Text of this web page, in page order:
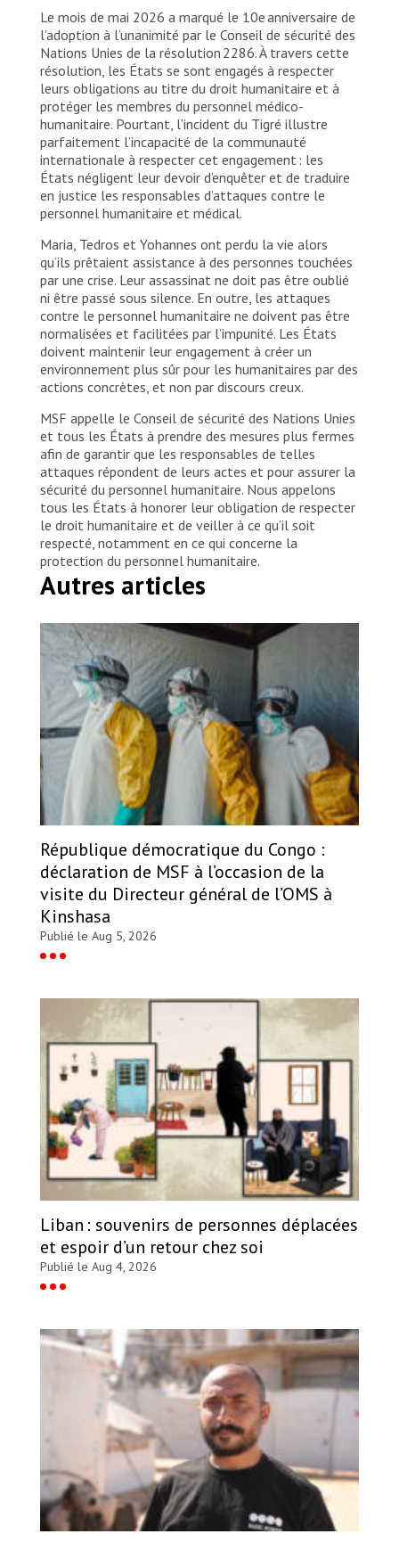
de la Rubia/MSF
Le mois de mai 2026 a marqué le 10e anniversaire de
l’adoption à l’unanimité par le Conseil de sécurité des
Nations Unies de la résolution 2286. À travers cette
résolution, les États se sont engagés à respecter
leurs obligations au titre du droit humanitaire et à
protéger les membres du personnel médico-
humanitaire. Pourtant, l’incident du Tigré illustre
parfaitement l’incapacité de la communauté
internationale à respecter cet engagement : les
États négligent leur devoir d’enquêter et de traduire
en justice les responsables d’attaques contre le
personnel humanitaire et médical.
Maria, Tedros et Yohannes ont perdu la vie alors
qu’ils prêtaient assistance à des personnes touchées
par une crise. Leur assassinat ne doit pas être oublié
ni être passé sous silence. En outre, les attaques
contre le personnel humanitaire ne doivent pas être
normalisées et facilitées par l’impunité. Les États
doivent maintenir leur engagement à créer un
environnement plus sûr pour les humanitaires par des
actions concrètes, et non par discours creux.
MSF appelle le Conseil de sécurité des Nations Unies
et tous les États à prendre des mesures plus fermes
afin de garantir que les responsables de telles
attaques répondent de leurs actes et pour assurer la
sécurité du personnel humanitaire. Nous appelons
tous les États à honorer leur obligation de respecter
le droit humanitaire et de veiller à ce qu’il soit
respecté, notamment en ce qui concerne la
protection du personnel humanitaire.
Autres articles
République démocratique du Congo :
déclaration de MSF à l’occasion de la
visite du Directeur général de l’OMS à
Kinshasa
Publié le Aug 5, 2026
Liban : souvenirs de personnes déplacées
et espoir d’un retour chez soi
Publié le Aug 4, 2026